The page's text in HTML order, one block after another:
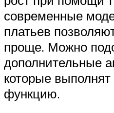
современные
платьев
проще. Можно
дополнительные
которые
функцию.